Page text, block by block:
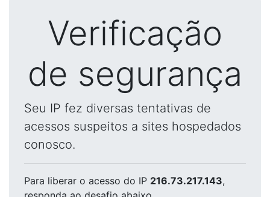
Verificação
de segurança
Seu IP fez diversas tentativas de
acessos suspeitos a sites hospedados
conosco.
Para liberar o acesso do IP 216.73.217.143,